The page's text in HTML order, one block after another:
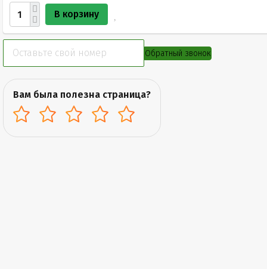
В корзину
Обратный звонок
Вам была полезна страница?